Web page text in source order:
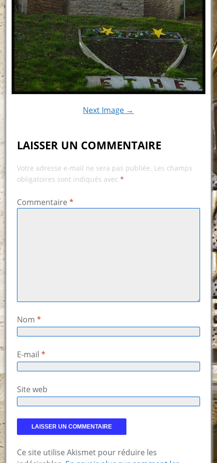
Next Image →
LAISSER UN COMMENTAIRE
Votre adresse e-mail ne sera pas publiée. Les champs
obligatoires sont indiqués avec *
Commentaire *
Nom *
E-mail *
Site web
Ce site utilise Akismet pour réduire les